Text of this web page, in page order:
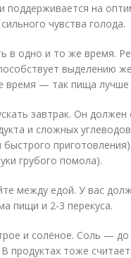
поддерживается на
чувства голода.
в одно и то же время.
выделению
время — так пища лучше
завтрак. Он должен
и сложных
грубого помола).
между едой. У вас
пищи и 2-3 перекуса.
и солёное. Соль — до
продуктах тоже